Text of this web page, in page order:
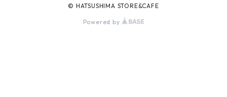
© HATSUSHIMA STORE&CAFE
Powered by